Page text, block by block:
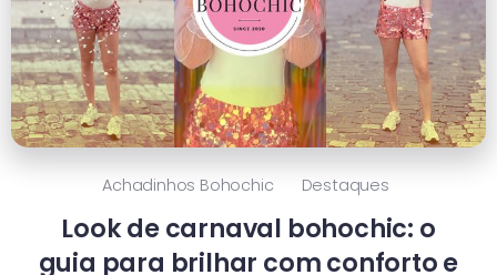
Achadinhos Bohochic Destaques
Look de carnaval bohochic: o
guia para brilhar com conforto e